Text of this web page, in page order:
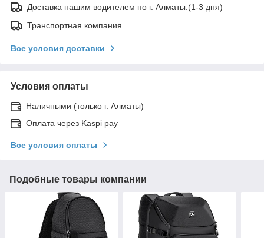
Доставка нашим водителем по г. Алматы.(1-3 дня)
Транспортная компания
Все условия доставки
Условия оплаты
Наличными (только г. Алматы)
Оплата через Kaspi pay
Все условия оплаты
Подобные товары компании